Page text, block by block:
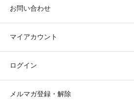
お問い合わせ
マイアカウント
ログイン
メルマガ登録・解除